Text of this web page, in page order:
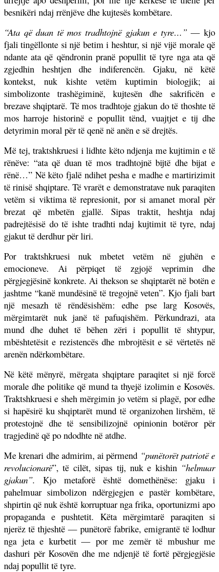
besnikëri ndaj rrënjëve dhe kujtesës kombëtare.
“Ata që duan të mos tradhtojnë gjakun e tyre…”— kjo
fjali tingëllonte si një betim i heshtur, si një vijë morale që
ndante ata që qëndronin pranë popullit të tyre nga ata që
zgjedhin heshtjen dhe indiferencën. Gjaku, në këtë
kontekst, nuk kishte vetëm kuptimin biologjik; ai
simbolizonte trashëgiminë, kujtesën dhe sakrificën e
brezave shqiptarë. Të mos tradhtoje gjakun do të thoshte të
mos harroje historinë e popullit tënd, vuajtjet e tij dhe
detyrimin moral për të qenë në anën e së drejtës.
Më tej, traktshkruesi i lidhte këto ndjenja me kujtimin e të
rënëve: “ata që duan të mos tradhtojnë bijtë dhe bijat e
rënë…” Në këto fjalë ndihet pesha e madhe e martirizimit
të rinisë shqiptare. Të vrarët e demonstratave nuk paraqiten
vetëm si viktima të represionit, por si amanet moral për
brezat që mbetën gjallë. Sipas traktit, heshtja ndaj
padrejtësisë do të ishte tradhti ndaj kujtimit të tyre, ndaj
gjakut të derdhur për liri.
Por traktshkruesi nuk mbetet vetëm në gjuhën e
emocioneve. Ai përpiqet të zgjojë veprimin dhe
përgjegjësinë konkrete. Ai thekson se shqiptarët në botën e
jashtme “kanë mundësinë të tregojnë veten”. Kjo fjali bart
një mesazh të rëndësishëm: edhe pse larg Kosovës,
mërgimtarët nuk janë të pafuqishëm. Përkundrazi, ata
mund dhe duhet të bëhen zëri i popullit të shtypur,
mbështetësit e rezistencës dhe mbrojtësit e së vërtetës në
arenën ndërkombëtare.
Në këtë mënyrë, mërgata shqiptare paraqitet si një forcë
morale dhe politike që mund ta thyejë izolimin e Kosovës.
Traktshkruesi e sheh mërgimin jo vetëm si plagë, por edhe
si hapësirë ku shqiptarët mund të organizohen lirshëm, të
protestojnë dhe të sensibilizojnë opinionin botëror për
tragjedinë që po ndodhte në atdhe.
Me krenari dhe admirim, ai përmend “punëtorët patriotë e
revolucionarë”, të cilët, sipas tij, nuk e kishin “helmuar
gjakun”. Kjo metaforë është domethënëse: gjaku i
pahelmuar simbolizon ndërgjegjen e pastër kombëtare,
shpirtin që nuk është korruptuar nga frika, oportunizmi apo
propaganda e pushtetit. Këta mërgimtarë paraqiten si
njerëz të thjeshtë — punëtorë fabrike, emigrantë të lodhur
nga jeta e kurbetit — por me zemër të mbushur me
dashuri për Kosovën dhe me ndjenjë të fortë përgjegjësie
ndaj popullit të tyre.